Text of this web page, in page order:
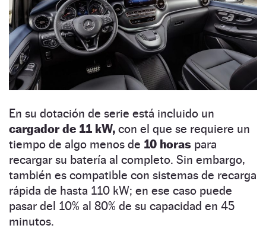
En su dotación de serie está incluido un
cargador de 11 kW, con el que se requiere un
tiempo de algo menos de 10 horas para
recargar su batería al completo. Sin embargo,
también es compatible con sistemas de recarga
rápida de hasta 110 kW; en ese caso puede
pasar del 10% al 80% de su capacidad en 45
minutos.